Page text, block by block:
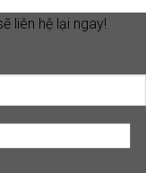
liên hệ lại ngay!